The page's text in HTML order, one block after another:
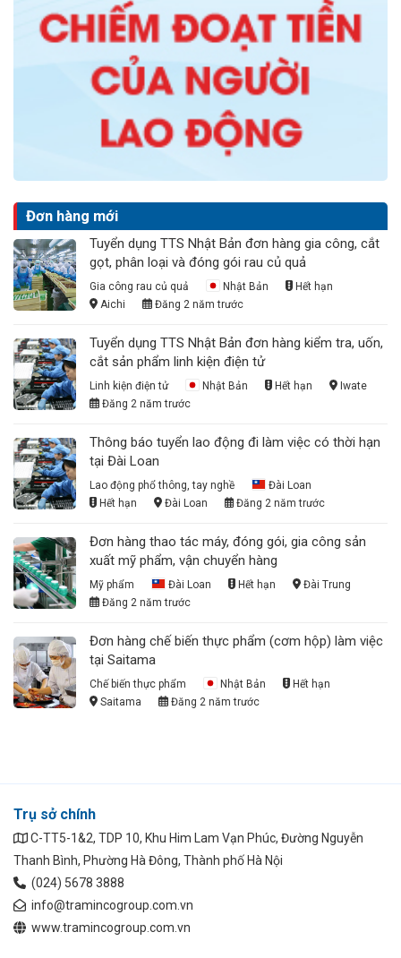
Đơn hàng mới
Tuyển dụng TTS Nhật Bản đơn hàng gia công, cắt
gọt, phân loại và đóng gói rau củ quả
Gia công rau củ quả Nhật Bản
Hết hạn
Aichi
Đăng 2 năm trước
Tuyển dụng TTS Nhật Bản đơn hàng kiểm tra, uốn,
cắt sản phẩm linh kiện điện tử
Linh kiện điện tử Nhật Bản Hết hạn
Iwate
Đăng 2 năm trước
Thông báo tuyển lao động đi làm việc có thời hạn
tại Đài Loan
Lao động phổ thông, tay nghề
Đài Loan
Hết hạn
Đài Loan Đăng 2 năm trước
Đơn hàng thao tác máy, đóng gói, gia công sản
xuất mỹ phẩm, vận chuyển hàng
Mỹ phẩm Đài Loan Hết hạn
Đài Trung
Đăng 2 năm trước
Đơn hàng chế biến thực phẩm (cơm hộp) làm việc
tại Saitama
Chế biến thực phẩm Nhật Bản
Hết hạn
Saitama
Đăng 2 năm trước
Trụ sở chính
C-TT5-1&2, TDP 10, Khu Him Lam Vạn Phúc, Đường Nguyễn
Thanh Bình, Phường Hà Đông, Thành phố Hà Nội
(024) 5678 3888
info@tramincogroup.com.vn
www.tramincogroup.com.vn